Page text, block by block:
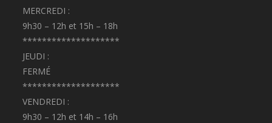
MERCREDI :
9h30 – 12h et 15h – 18h
********************
JEUDI :
FERMÉ
********************
VENDREDI :
9h30 – 12h et 14h – 16h